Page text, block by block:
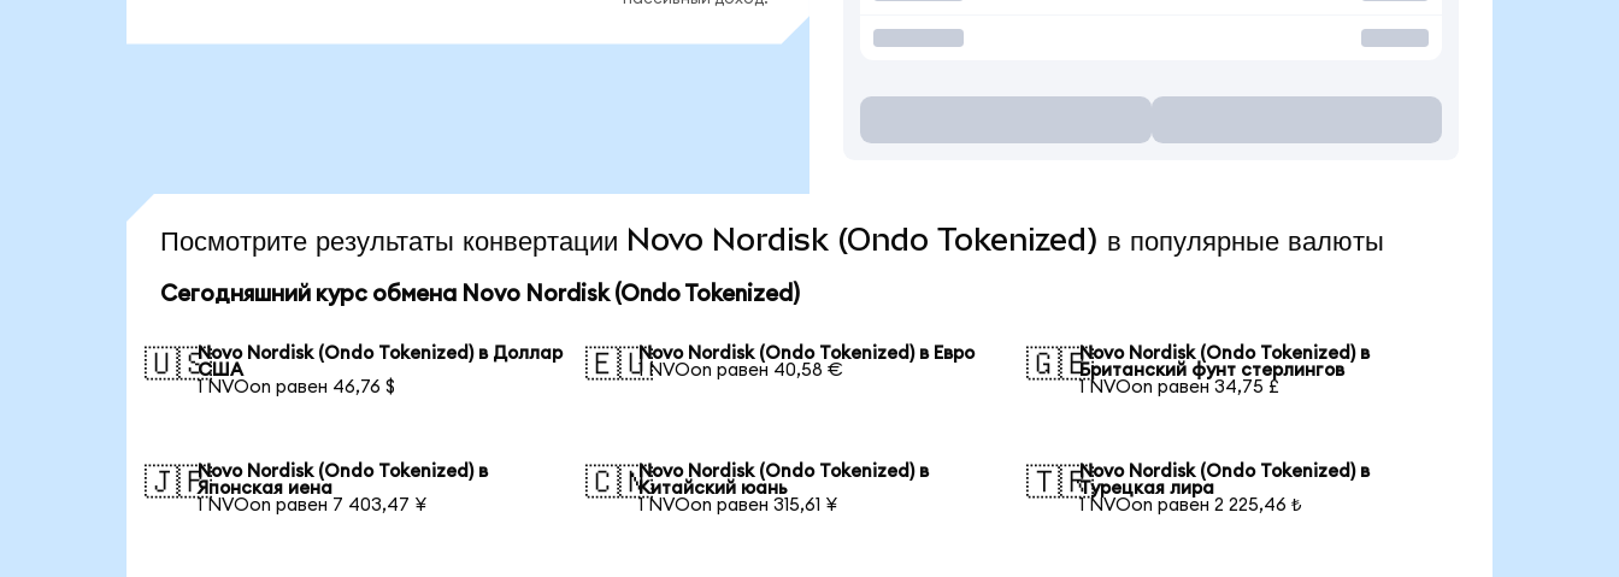
Посмотрите результаты конвертации Novo Nordisk (Ondo Tokenized) в популярные валюты
Сегодняшний курс обмена Novo Nordisk (Ondo Tokenized)
🇺🇸Novo Nordisk (Ondo Tokenized) в Доллар
США
1 NVOon равен 46,76 $
🇪🇺Novo Nordisk (Ondo Tokenized) в Евро
1 NVOon равен 40,58 €
🇬🇧Novo Nordisk (Ondo Tokenized) в
Британский фунт стерлингов
1 NVOon равен 34,75 £
🇯🇵Novo Nordisk (Ondo Tokenized) в
Японская иена
1 NVOon равен 7 403,47 ¥
🇨🇳Novo Nordisk (Ondo Tokenized) в
Китайский юань
1 NVOon равен 315,61 ¥
🇹🇷Novo Nordisk (Ondo Tokenized) в
Турецкая лира
1 NVOon равен 2 225,46 ₺